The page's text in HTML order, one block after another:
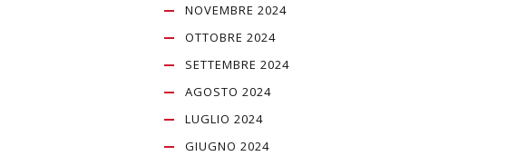
NOVEMBRE 2024
OTTOBRE 2024
SETTEMBRE 2024
AGOSTO 2024
LUGLIO 2024
GIUGNO 2024